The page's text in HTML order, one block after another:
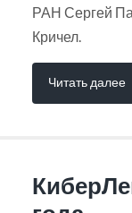
РАН Сергей
Кричел.
Читать далее